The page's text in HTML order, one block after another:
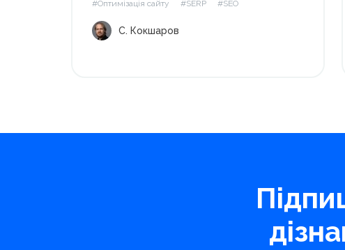
PRO розповів про тренди в оптимізації
#Оптимізація сайту #SERP #SEO
С. Кокшаров